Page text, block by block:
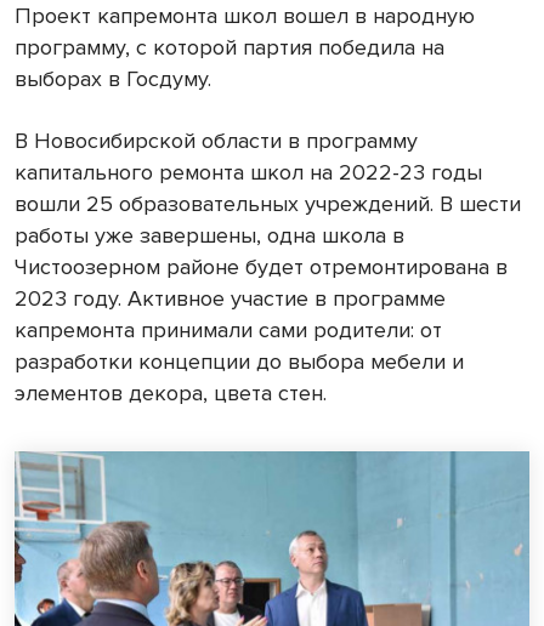
Проект капремонта школ вошел в народную
программу, с которой партия победила на
выборах в Госдуму.
В Новосибирской области в программу
капитального ремонта школ на 2022-23 годы
вошли 25 образовательных учреждений. В шести
работы уже завершены, одна школа в
Чистоозерном районе будет отремонтирована в
2023 году. Активное участие в программе
капремонта принимали сами родители: от
разработки концепции до выбора мебели и
элементов декора, цвета стен.